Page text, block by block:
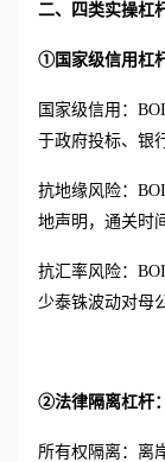
二、四类实操杠
①国家级信用杠
国家级信用：
于政府投标、银
抗地缘风险：
地声明，通关时
抗汇率风险：
少泰铢波动对母
②法律隔离杠杆
所有权隔离：离